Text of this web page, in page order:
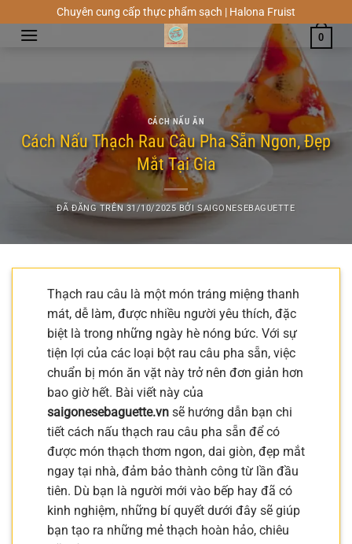
đến
Chuyên cung cấp thực phẩm sạch | Halona Fruist
0
CÁCH NẤU ĂN
Cách Nấu Thạch Rau Câu Pha Sẵn Ngon, Đẹp
Mắt Tại Gia
ĐÃ ĐĂNG TRÊN 31/10/2025 BỞISAIGONESEBAGUETTE
Thạch rau câu là một món tráng miệng thanh
mát, dễ làm, được nhiều người yêu thích, đặc
biệt là trong những ngày hè nóng bức. Với sự
tiện lợi của các loại bột rau câu pha sẵn, việc
chuẩn bị món ăn vặt này trở nên đơn giản hơn
bao giờ hết. Bài viết này của
saigonesebaguette.vn sẽ hướng dẫn bạn chi
tiết cách nấu thạch rau câu pha sẵn để có
được món thạch thơm ngon, dai giòn, đẹp mắt
ngay tại nhà, đảm bảo thành công từ lần đầu
tiên. Dù bạn là người mới vào bếp hay đã có
kinh nghiệm, những bí quyết dưới đây sẽ giúp
bạn tạo ra những mẻ thạch hoàn hảo, chiêu